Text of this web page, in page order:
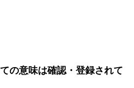
の意味は確認・登録されて